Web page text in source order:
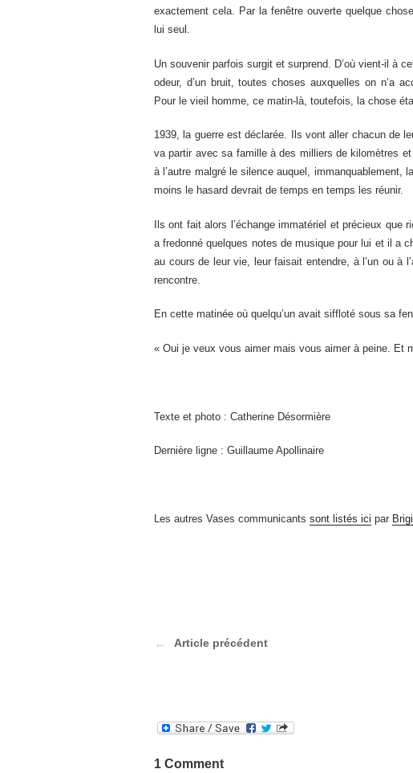
exactement cela. Par la fenêtre ouverte quelque
lui seul.
Un souvenir parfois surgit et surprend. D’où vient-il à
odeur, d’un bruit, toutes choses auxquelles on n’a
Pour le vieil homme, ce matin-là, toutefois, la chose
1939, la guerre est déclarée. Ils vont aller chacun de
va partir avec sa famille à des milliers de kilomètres
à l’autre malgré le silence auquel, immanquablement,
moins le hasard devrait de temps en temps les réunir.
Ils ont fait alors l’échange immatériel et précieux que
a fredonné quelques notes de musique pour lui et il a
au cours de leur vie, leur faisait entendre, à l’un ou à
rencontre.
En cette matinée où quelqu’un avait siffloté sous sa
« Oui je veux vous aimer mais vous aimer à peine. Et
Texte et photo : Catherine Désormière
Dernière ligne : Guillaume Apollinaire
Les autres Vases communicants sont listés ici par
Article précédent
1 Comment